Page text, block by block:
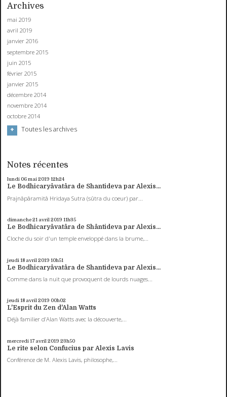
Archives
mai 2019
avril 2019
janvier 2016
septembre 2015
juin 2015
février 2015
janvier 2015
décembre 2014
novembre 2014
octobre 2014
Toutes les archives
Notes récentes
lundi 06mai 2019 12h24
Le Bodhicaryâvatâra de Shantideva par Alexis...
Prajnâpâramitâ Hridaya Sutra (sûtra du coeur) par...
dimanche 21 avril 2019 11h35
Le Bodhicaryâvatâra de Shântideva par Alexis...
Cloche du soir d'un temple enveloppé dans la brume,...
jeudi 18 avril 2019 10h51
Le Bodhicaryâvatâra de Shantideva par Alexis...
Comme dans la nuit que provoquent de lourds nuages...
jeudi 18 avril 2019 00h02
L'Esprit du Zen d'Alan Watts
Déjà familier d’Alan Watts avec la découverte,...
mercredi 17 avril 2019 23h50
Le rite selon Confucius par Alexis Lavis
Conférence de M. Alexis Lavis, philosophe,...